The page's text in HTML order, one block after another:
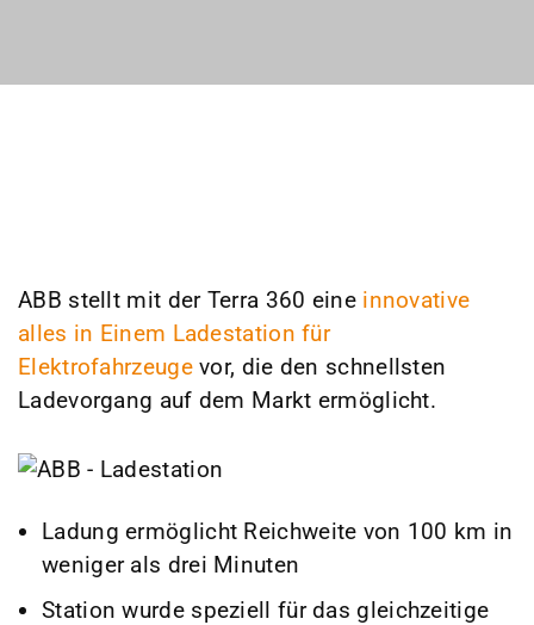
ABB stellt mit der Terra 360 eine innovative
alles in Einem Ladestation für
Elektrofahrzeugevor, die den schnellsten
Ladevorgang auf dem Markt ermöglicht.
Ladung ermöglicht Reichweite von 100 km in
weniger als drei Minuten
Station wurde speziell für das gleichzeitige